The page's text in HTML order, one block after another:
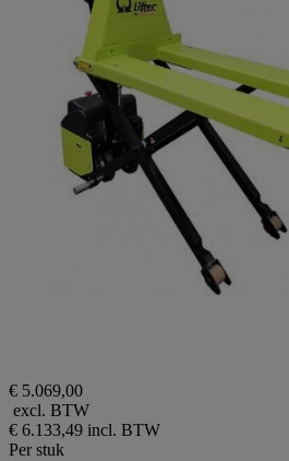
€ 5.069,00
excl. BTW
€ 6.133,49 incl. BTW
Per stuk